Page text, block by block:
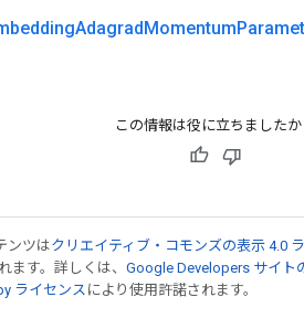
AdagradMomentum
この情報は役に立ちましたか
ンツはクリエイティブ・コモンズの表示 4.0
ます。詳しくは、 Google Developers サイト
ライセンス により使用許諾されます。